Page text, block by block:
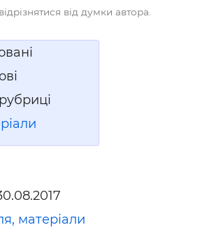
Будівельні і
від думки автора.
матеріали